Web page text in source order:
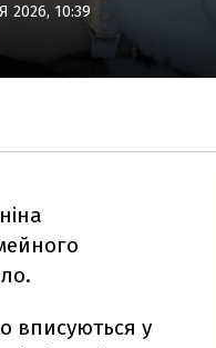
2026, 10:39
вписуються у